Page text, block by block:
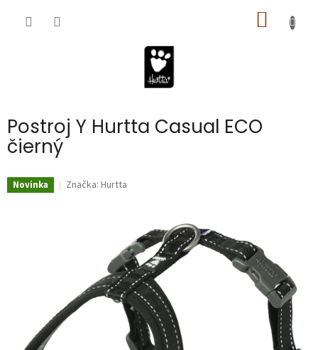
KOŠÍK
Postroj Y Hurtta Casual ECO
čierný
Novinka Značka: Hurtta